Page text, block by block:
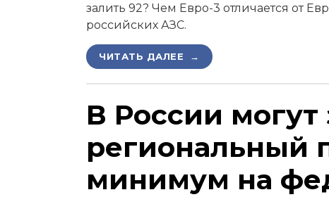
залить 92? Чем Евро-3 отличается от
российских АЗС.
ЧИТАТЬ ДАЛЕЕ →
В России могут
региональный
минимум на